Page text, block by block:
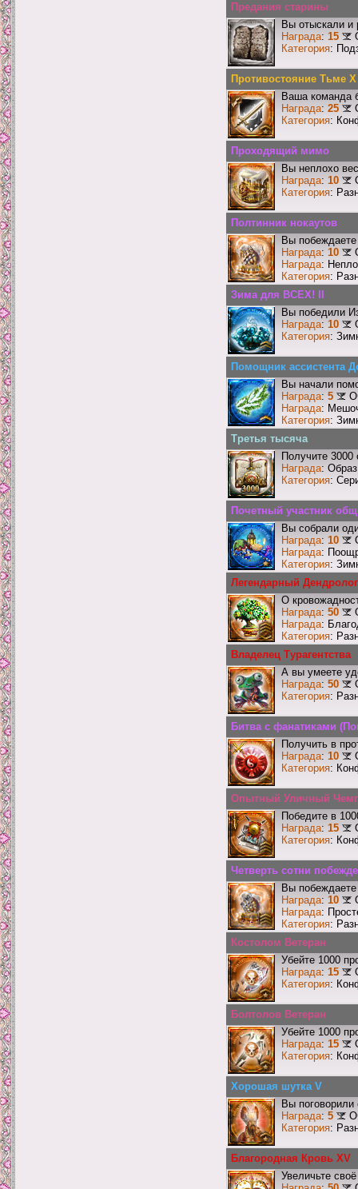
Предания старины
Вы отыскали
Награда: 15
Категория:
Противостояние Тьме X
Ваша команда
Награда: 25
Категория:
Проходящий мимо
Вы неплохо
Награда: 10
Категория:
Полтинник нокаутов
Вы
Награда: 10
Награда:
Категория:
Зима для ВСЕХ! II
Вы победили
Награда: 10
Категория:
Помощник ассистента
Вы начали
Награда: 5
Награда:
Категория:
Третья тысяча
Получите 3000
Награда: Образ
Категория:
Почетный участник
Вы собрали
Награда: 10
Награда:
Категория:
Легендарный Дендролог
О
Награда: 50
Награда:
Категория:
Владелец Турагентства
А вы умеете
Награда: 50
Категория:
Битва с фанатиками
Получить в
Награда: 10
Категория:
Опытный Уличный
Победите в
Награда: 15
Категория:
Четверть сотни
Вы
Награда: 10
Награда:
Категория:
Костолом Ветеран
Убейте 1000
Награда: 15
Категория:
Болтолов Ветеран
Убейте 1000
Награда: 15
Категория:
Хорошая шутка V
Вы
Награда: 5
Категория:
Благородная Кровь XV
Увеличьте